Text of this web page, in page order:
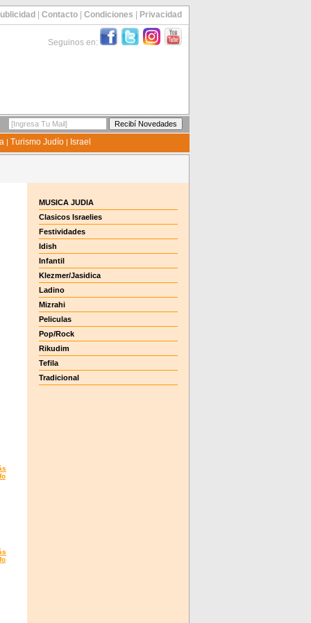
Contacto Condiciones Privacidad
Seguinos en:
| Turismo Judío | Israel
MUSICA JUDIA
Clasicos Israelies
Festividades
Idish
Infantil
Klezmer/Jasidica
Ladino
Mizrahi
Peliculas
Pop/Rock
Rikudim
Tefila
Tradicional